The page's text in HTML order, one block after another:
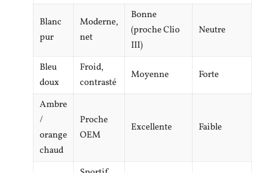
Blanc
pur
Moderne,
net
Bonne
(proche Clio
III)
Neutre
Bleu
doux
Froid,
contrasté
Moyenne Forte
Ambre
/
orange
chaud
Proche
OEM
Excellente Faible